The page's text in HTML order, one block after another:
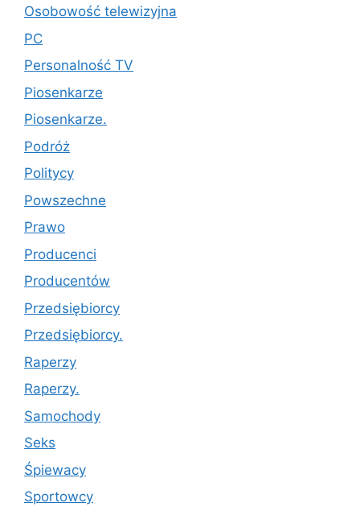
Osobowość telewizyjna
PC
Personalność TV
Piosenkarze
Piosenkarze.
Podróż
Politycy
Powszechne
Prawo
Producenci
Producentów
Przedsiębiorcy
Przedsiębiorcy.
Raperzy
Raperzy.
Samochody
Seks
Śpiewacy
Sportowcy